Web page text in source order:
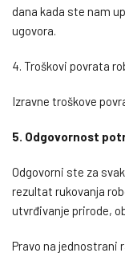
dana kada ste nam
ugovora.
4. Troškovi povrata
Izravne troškove
5. Odgovornost
Odgovorni ste za
rezultat rukovanja
utvrđivanje prirode,
Pravo na jednostrani